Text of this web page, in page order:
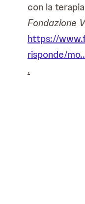
con la
Fondazione
https://
risponde/mo..
.